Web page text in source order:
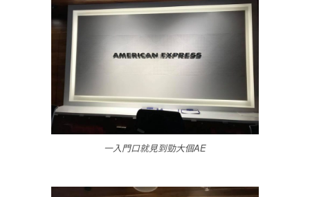
一入門口就見到勁大個AE